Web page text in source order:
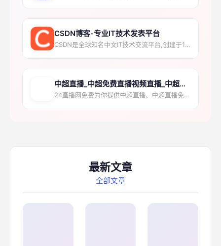
CSDN博客-专业IT技术发表平台
CSDN是全球知名中文IT技术交流平台,创建于1999年,包含原创博客、精品问答、职业培训、技术...
中超直播_中超免费直播视频直播_中超直播在线观看无插件-...
24直播网免费为你提供中超直播、中超直播免费直播视频直播、腾讯体育CCTV5直播，让您随时随地畅...
最新文章
全部文章